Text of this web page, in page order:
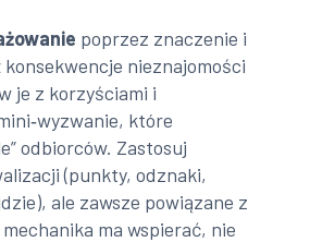
poprzez znaczenie i
nieznajomości
je z korzyściami i
które
odbiorców. Zastosuj
(punkty, odznaki,
ale zawsze powiązane z
ma wspierać, nie